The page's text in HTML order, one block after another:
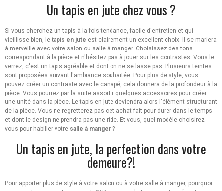
Un tapis en jute chez vous ?
Si vous cherchez un tapis à la fois tendance, facile d'entretien et qui
vieillisse bien, le tapis en jute est clairement un excellent choix. Il se mariera
à merveille avec votre salon ou salle à manger. Choisissez des tons
correspondant à la pièce et n'hésitez pas à jouer sur les contrastes. Vous le
verrez, c'est un tapis agréable et dont on ne se lasse pas. Plusieurs teintes
sont proposées suivant l'ambiance souhaitée. Pour plus de style, vous
pouvez créer un contraste avec le canapé, cela donnera de la profondeur à la
pièce. Vous pourrez par la suite assortir quelques accessoires pour créer
une unité dans la pièce. Le tapis en jute deviendra alors l'élément structurant
de la pièce. Vous ne regretterez pas cet achat fait pour durer dans le temps
et dont le design ne prendra pas une ride. Et vous, quel modèle choisirez-
vous pour habiller votre salle à manger ?
Un tapis en jute, la perfection dans votre
demeure?!
Pour apporter plus de style à votre salon ou à votre salle à manger, pourquoi